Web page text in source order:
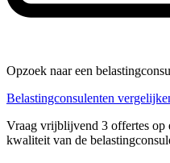
Opzoek naar een
Belastingconsulenten
Vraag vrijblijvend 3 offertes op
kwaliteit van de